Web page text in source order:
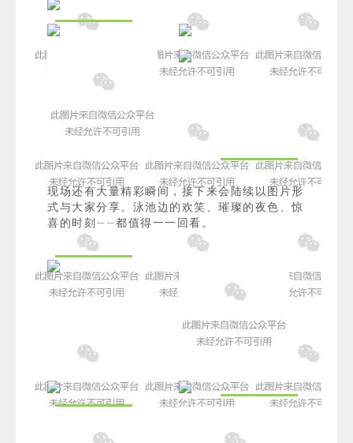
现场还有大量精彩瞬间，接下来会陆续以图片形
式与大家分享。泳池边的欢笑、璀璨的夜色、惊
喜的时刻——都值得一一回看。